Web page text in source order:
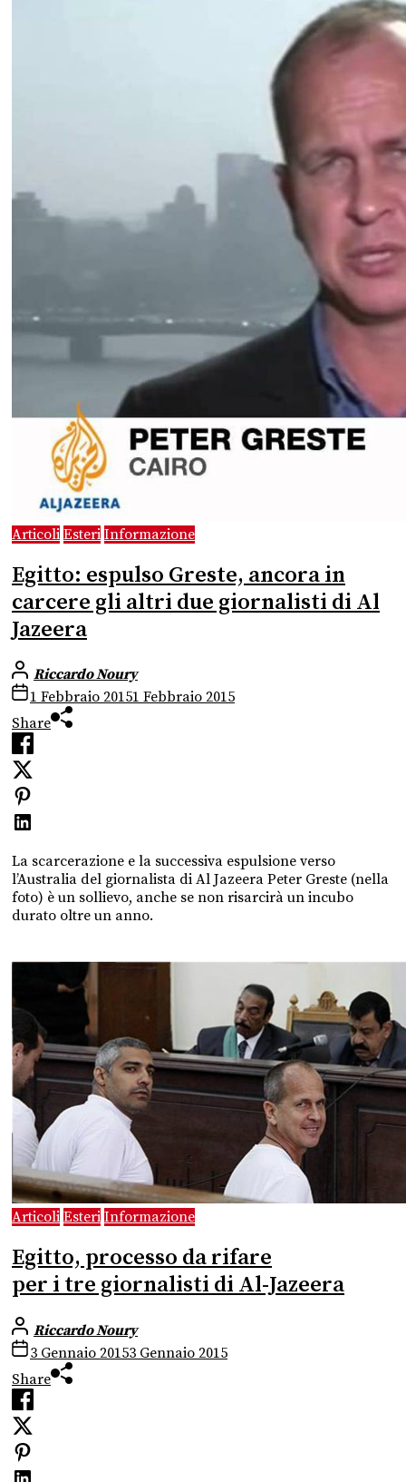
Articoli Esteri Informazione
Egitto: espulso Greste, ancora in
carcere gli altri due giornalisti di Al
Jazeera
Riccardo Noury
1 Febbraio 20151 Febbraio 2015
Share
La scarcerazione e la successiva espulsione verso
l’Australia del giornalista di Al Jazeera Peter Greste (nella
foto) è un sollievo, anche se non risarcirà un incubo
durato oltre un anno.
Articoli Esteri Informazione
Egitto, processo da rifare
per i tre giornalisti di Al-Jazeera
Riccardo Noury
3 Gennaio 20153 Gennaio 2015
Share